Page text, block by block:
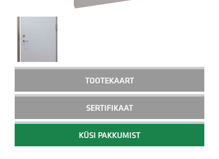
TOOTEKAART
SERTIFIKAAT
KÜSI PAKKUMIST